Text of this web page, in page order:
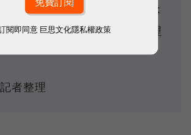
，設立本地法人「火箭物流」；
建自有配送車隊強化最後一哩
者整理
閱即同意 巨思文化隱私權政策